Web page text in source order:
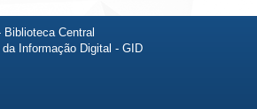
Central
Informação Digital - GID